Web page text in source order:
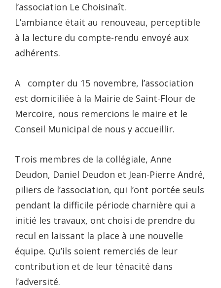
l’association Le Choisinaît.
L’ambiance était au renouveau, perceptible
à la lecture du compte-rendu envoyé aux
adhérents.
A compter du 15 novembre, l’association
est domiciliée à la Mairie de Saint-Flour de
Mercoire, nous remercions le maire et le
Conseil Municipal de nous y accueillir.
Trois membres de la collégiale, Anne
Deudon, Daniel Deudon et Jean-Pierre André,
piliers de l’association, qui l’ont portée seuls
pendant la difficile période charnière qui a
initié les travaux, ont choisi de prendre du
recul en laissant la place à une nouvelle
équipe. Qu’ils soient remerciés de leur
contribution et de leur ténacité dans
l’adversité.